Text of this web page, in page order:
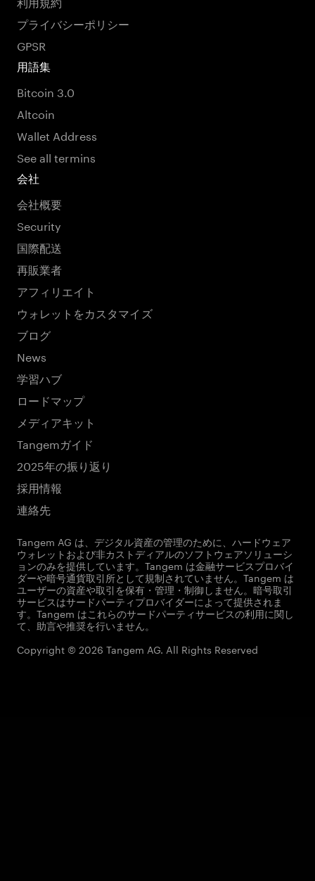
プライバシーポリシー
GPSR
用語集
Bitcoin 3.0
Altcoin
Wallet Address
See all termins
会社
会社概要
Security
国際配送
再販業者
アフィリエイト
ウォレットをカスタマイズ
ブログ
News
学習ハブ
ロードマップ
メディアキット
Tangemガイド
2025年の振り返り
採用情報
連絡先
Tangem AG は、デジタル資産の管理のために、ハードウェア
ウォレットおよび非カストディアルのソフトウェアソリューシ
ョンのみを提供しています。Tangem は金融サービスプロバイ
ダーや暗号通貨取引所として規制されていません。Tangem は
ユーザーの資産や取引を保有・管理・制御しません。暗号取引
サービスはサードパーティプロバイダーによって提供されま
す。Tangem はこれらのサードパーティサービスの利用に関し
て、助言や推奨を行いません。